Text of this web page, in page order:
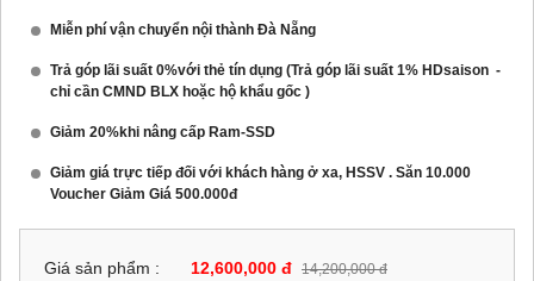
Miễn phí vận chuyển nội thành Đà Nẵng
Trả góp lãi suất 0%với thẻ tín dụng (Trả góp lãi suất 1% HDsaison -
chỉ cần CMND BLX hoặc hộ khẩu gốc )
Giảm 20%khi nâng cấp Ram-SSD
Giảm giá trực tiếp đối với khách hàng ở xa, HSSV . Săn 10.000
Voucher Giảm Giá 500.000đ
Giá sản phẩm : 12,600,000 đ 14,200,000 đ